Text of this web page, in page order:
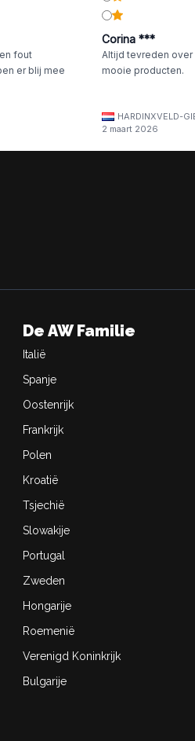
fout
er blij mee
Corina ***
Altijd tevreden
mooie producten.
HARDINXVELD-
2 maart 2026
De AW Familie
Italië
Spanje
Oostenrijk
Frankrijk
Polen
Kroatië
Tsjechië
Slowakije
Portugal
Zweden
Hongarije
Roemenië
Verenigd Koninkrijk
Bulgarije